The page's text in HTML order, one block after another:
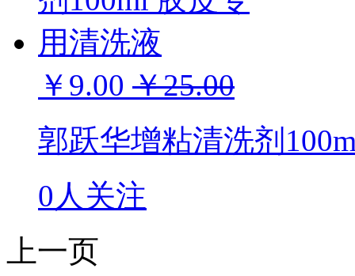
￥9.00 ￥25.00
郭跃华增粘清洗剂
0人关注
上一页